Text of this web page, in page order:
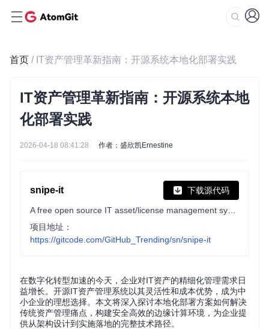
首页 / IT资产管理革新指南：开源系统本地化部署实践
IT资产管理革新指南：开源系统本地
化部署实践
2026-04-18 08:41:28 作者：盛欣凯Ernestine
snipe-it 下载源代码
项目地址：
https://gitcode.com/GitHub_Trending/sn/snipe-it
在数字化转型加速的今天，企业对IT资产的精细化管理需求日
益增长。开源IT资产管理系统以其灵活性和成本优势，成为中
小企业的理想选择。本文将深入探讨本地化部署方案如何解决
传统资产管理痛点，构建安全高效的边缘计算环境，为企业提
供从架构设计到实施落地的完整技术路径。